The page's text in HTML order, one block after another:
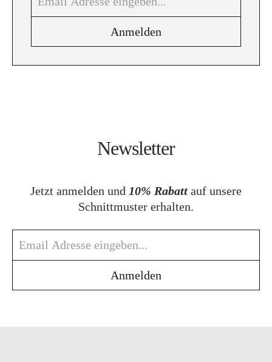
Newsletter
Jetzt anmelden und 10% Rabatt auf unsere
Schnittmuster erhalten.